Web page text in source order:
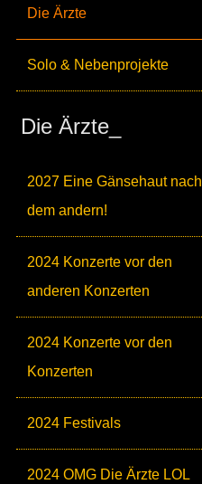
Die Ärzte
Solo & Nebenprojekte
Die Ärzte_
2027 Eine Gänsehaut nach
dem andern!
2024 Konzerte vor den
anderen Konzerten
2024 Konzerte vor den
Konzerten
2024 Festivals
2024 OMG Die Ärzte LOL